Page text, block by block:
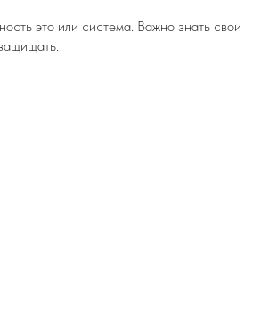
это или система. Важно знать свои